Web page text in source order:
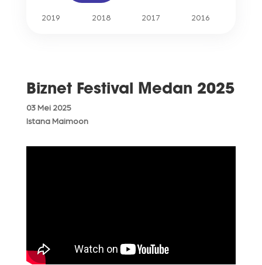
2019 2018 2017 2016
Biznet Festival Medan 2025
03 Mei 2025
Istana Maimoon